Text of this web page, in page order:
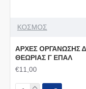
ΚΟΣΜΟΣ
ΑΡΧΕΣ ΟΡΓΑΝΩΣΗΣ
ΘΕΩΡΙΑΣ Γ ΕΠΑΛ
€11,00